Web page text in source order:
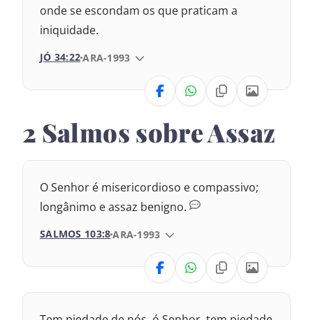
Nova Versão Internacional
2017 – Nova Almeida Atualizada
1969 – Almeida Revisada e Corrigida
1993 – Almeida Revisada e Atualizada
onde se escondam os que praticam a
iniquidade.
JÓ 34:22 VERSÃO DA BÍBLIA
ARA-1993
VERSÃO
Nova Versão Transformadora
Nova Versão Internacional
2017 – Nova Almeida Atualizada
1969 – Almeida Revisada e Corrigida
2 Salmos sobre Assaz
O Senhor é misericordioso e compassivo;
longânimo e assaz benigno.
SALMOS 103:8 VERSÃO DA BÍBLIA
ARA-1993
VERSÃO